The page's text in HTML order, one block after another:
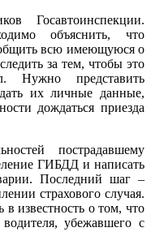
Госавтоинспекции.
объяснить, что
всю имеющуюся о
за тем, чтобы это
Нужно представить
их личные данные,
дождаться приезда
пострадавшему
ГИБДД и написать
Последний шаг –
страхового случая.
известность о том, что
убежавшего с